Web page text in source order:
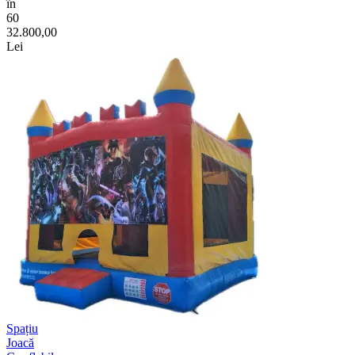
în
60
32.800,00
Lei
Spațiu
Joacă